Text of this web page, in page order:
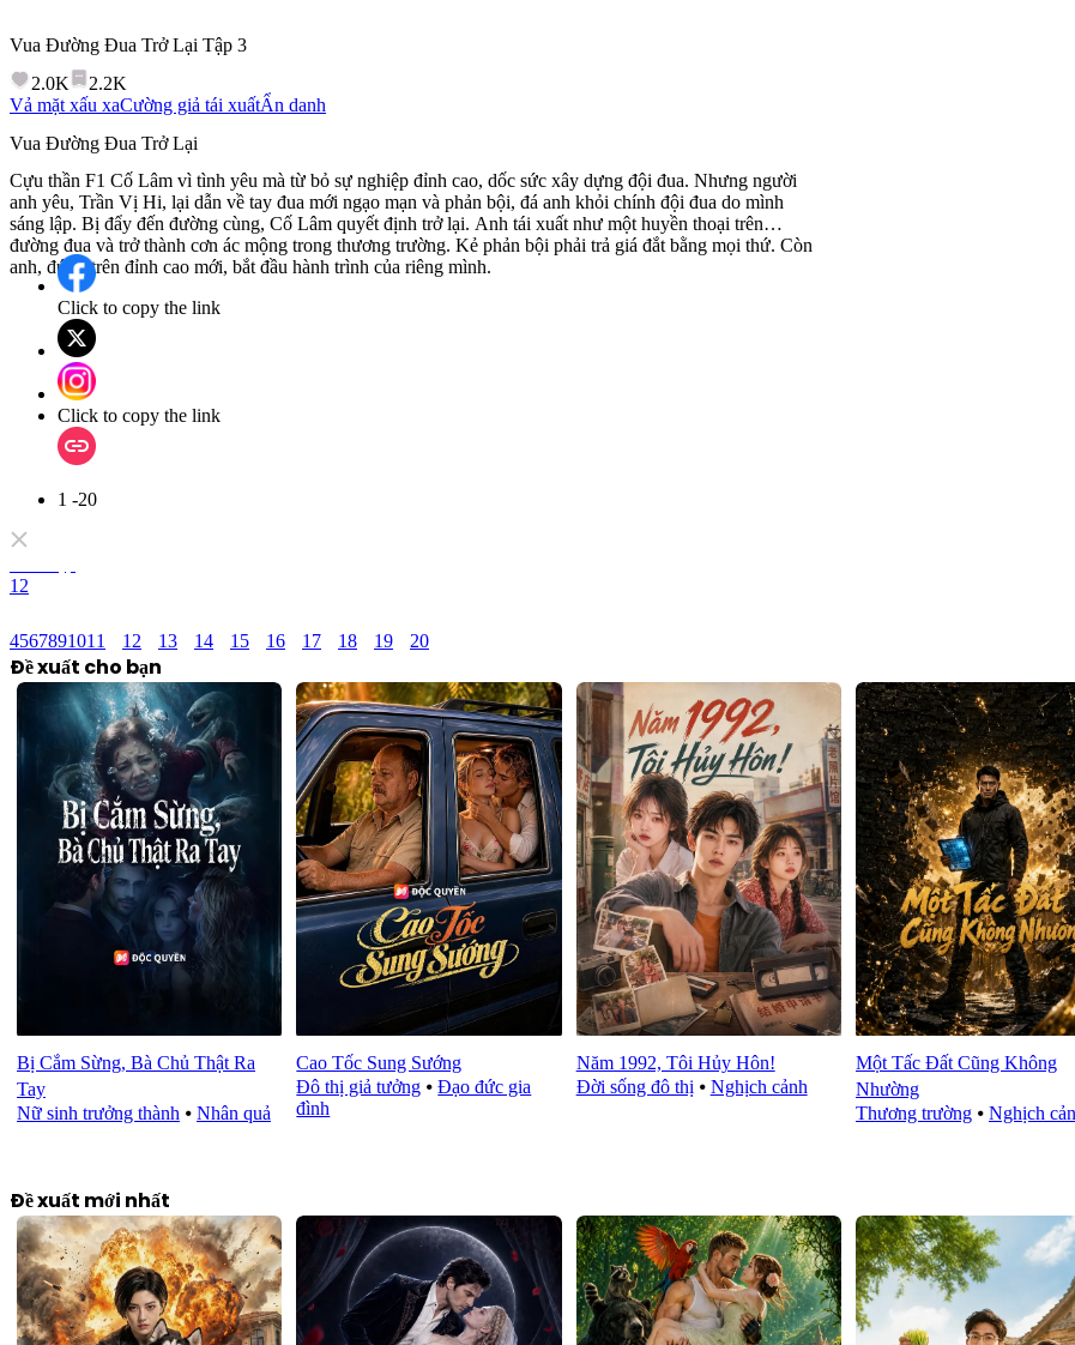
Vua Đường Đua Trở Lại Tập 3
2.0K
2.2K
Vả mặt xấu xaCường giả tái xuấtẨn danh
Vua Đường Đua Trở Lại
Cựu thần F1 Cố Lâm vì tình yêu mà từ bỏ sự nghiệp đỉnh cao, dốc sức xây dựng đội đua. Nhưng người
anh yêu, Trần Vị Hi, lại dẫn về tay đua mới ngạo mạn và phản bội, đá anh khỏi chính đội đua do mình
sáng lập. Bị đẩy đến đường cùng, Cố Lâm quyết định trở lại. Anh tái xuất như một huyền thoại trên
đường đua và trở thành cơn ác mộng trong thương trường. Kẻ phản bội phải trả giá đắt bằng mọi thứ. Còn
anh, đứng trên đỉnh cao mới, bắt đầu hành trình của riêng mình.
Click to copy the link
Click to copy the link
1 -20
1 2
4567891011 12 13 14 15 16 17 18 19 20
Đề xuất cho bạn
Bị Cắm Sừng, Bà Chủ Thật Ra
Tay
Nữ sinh trưởng thành ⦁ Nhân quả
Cao Tốc Sung Sướng
Đô thị giả tưởng ⦁Đạo đức gia
đình
Năm 1992, Tôi Hủy Hôn!
Đời sống đô thị ⦁ Nghịch cảnh
Một Tấc Đất Cũng Không
Nhường
Thương trường⦁ Nghịch
Đề xuất mới nhất